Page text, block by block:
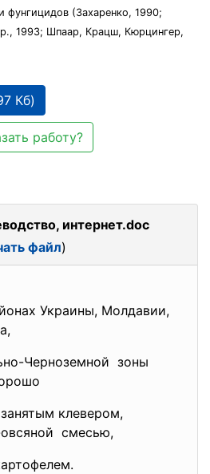
фунгицидов (Захаренко, 1990;
1993; Шпаар, Крацш, Кюрцингер,
Кб)
работу?
интернет.doc
файл)
Украины, Молдавии,
Черноземной зоны
клевером,
смесью,